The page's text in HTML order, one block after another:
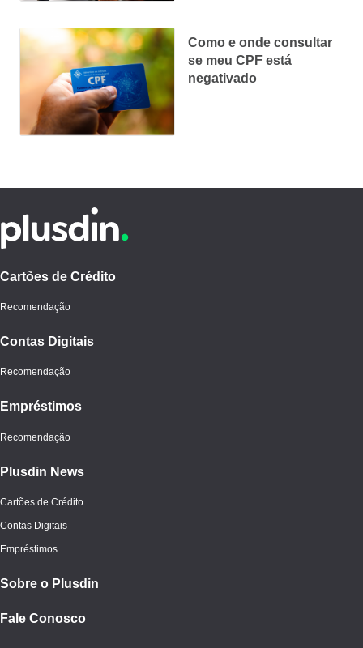
Como e onde consultar
se meu CPF está
negativado
Cartões de Crédito
Recomendação
Contas Digitais
Recomendação
Empréstimos
Recomendação
Plusdin News
Cartões de Crédito
Contas Digitais
Empréstimos
Sobre o Plusdin
Fale Conosco